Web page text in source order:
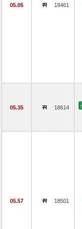
05.05 18461
05.35 18614
05.57 18501